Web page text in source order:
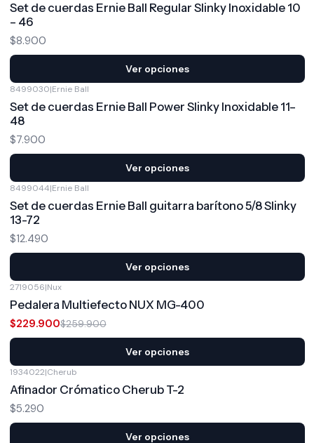
Set de cuerdas Ernie Ball Regular Slinky Inoxidable 10
– 46
$8.900
Ver opciones
8499030|Ernie Ball
Set de cuerdas Ernie Ball Power Slinky Inoxidable 11–
48
$7.900
Ver opciones
8499044|Ernie Ball
Set de cuerdas Ernie Ball guitarra barítono 5/8 Slinky
13-72
$12.490
Ver opciones
2719056|Nux
Pedalera Multiefecto NUX MG-400
$229.900$259.900
Ver opciones
1934022|Cherub
Afinador Crómatico Cherub T-2
$5.290
Ver opciones